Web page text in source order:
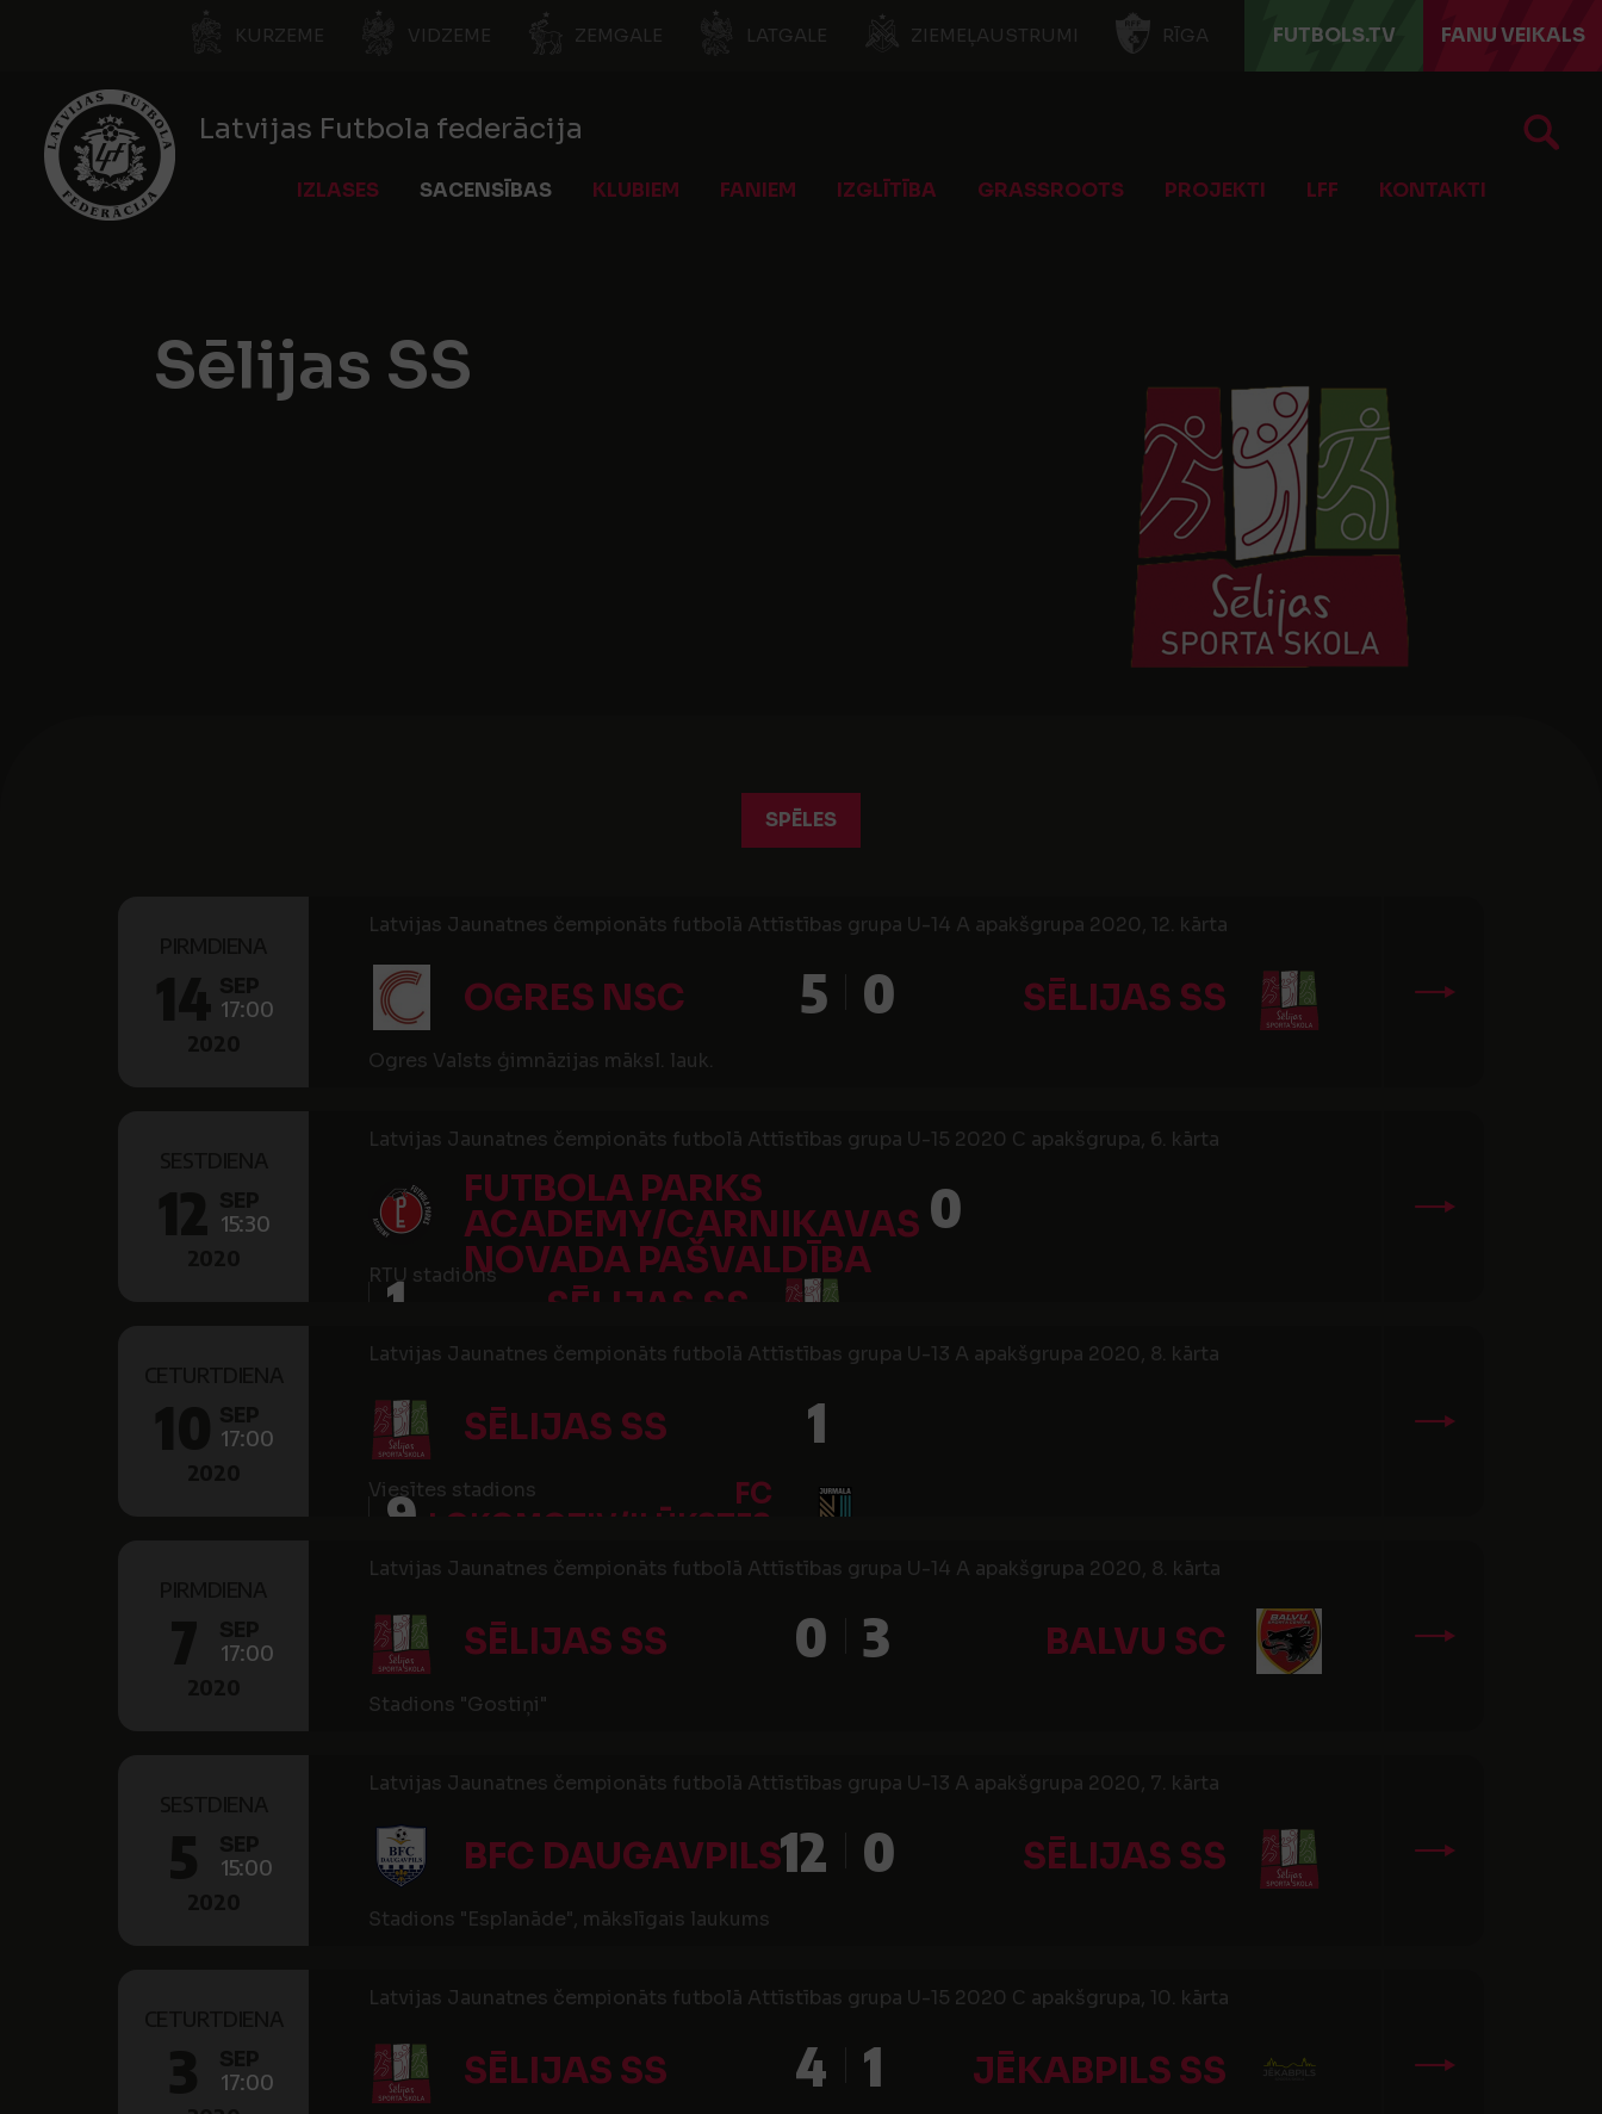
KURZEME VIDZEME ZEMGALE LATGALE ZIEMEĻAUSTRUMI RĪGA FUTBOLS.TV FANU VEIKALS
Latvijas Futbola federācija
IZLASES SACENSĪBAS KLUBIEM FANIEM IZGLĪTĪBA GRASSROOTS PROJEKTI LFF KONTAKTI
Sēlijas SS
SPĒLES
17:00
Latvijas Jaunatnes čempionāts futbolā Attīstības grupa U-14 A apakšgrupa 2020, 12. kārta
OGRES NSC 5 SĒLIJAS SS
0
Ogres Valsts ģimnāzijas māksl. lauk.
15:30
Latvijas Jaunatnes čempionāts futbolā Attīstības grupa U-15 2020 С apakšgrupa, 6. kārta
FUTBOLA PARKS
ACADEMY/CARNIKAVAS
NOVADA PAŠVALDĪBA
0
SĒLIJAS SS
1
RTU stadions
17:00
Latvijas Jaunatnes čempionāts futbolā Attīstības grupa U-13 A apakšgrupa 2020, 8. kārta
SĒLIJAS SS 1
FC
LOKOMOTIV/ILŪKSTES
NSS
9
Viesītes stadions
17:00
Latvijas Jaunatnes čempionāts futbolā Attīstības grupa U-14 A apakšgrupa 2020, 8. kārta
SĒLIJAS SS 0 BALVU SC
3
Stadions "Gostiņi"
15:00
Latvijas Jaunatnes čempionāts futbolā Attīstības grupa U-13 A apakšgrupa 2020, 7. kārta
BFC DAUGAVPILS12 SĒLIJAS SS
0
Stadions "Esplanāde", mākslīgais laukums
17:00
Latvijas Jaunatnes čempionāts futbolā Attīstības grupa U-15 2020 С apakšgrupa, 10. kārta
SĒLIJAS SS 4 JĒKABPILS SS
1